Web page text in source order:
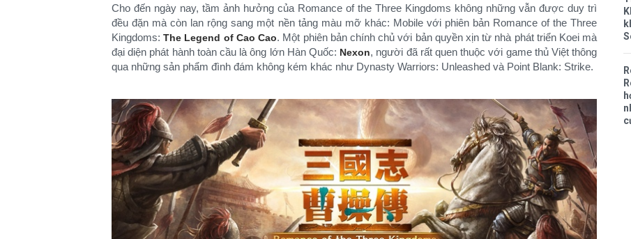
Cho đến ngày nay, tầm ảnh hưởng của Romance of the Three Kingdoms không những vẫn được duy trì
đều đặn mà còn lan rộng sang một nền tảng màu mỡ khác: Mobile với phiên bản Romance of the Three
Kingdoms:The Legend of Cao Cao. Một phiên bản chính chủ với bản quyền xịn từ nhà phát triển Koei mà
đại diện phát hành toàn cầu là ông lớn Hàn Quốc: Nexon, người đã rất quen thuộc với game thủ Việt thông
qua những sản phẩm đình đám không kém khác như Dynasty Warriors: Unleashed và Point Blank: Strike.